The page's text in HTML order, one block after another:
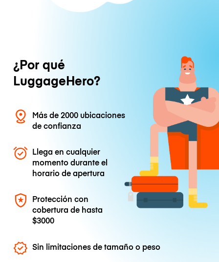
¿Por qué
LuggageHero?
Más de 2000 ubicaciones
de confianza
Llega en cualquier
momento durante el
horario de apertura
Protección con
cobertura de hasta
$3000
Sin limitaciones de tamaño o peso